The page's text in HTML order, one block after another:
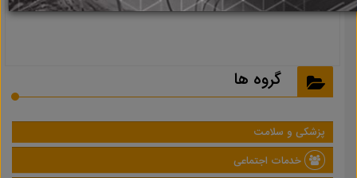
گروه ها
پزشکی و سلامت
خدمات اجتماعی